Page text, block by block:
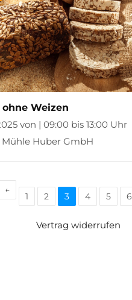
ohne Weizen
von | 09:00 bis 13:00 Uhr
Mühle Huber GmbH
←
1 2 3 4 5 6
Vertrag widerrufen